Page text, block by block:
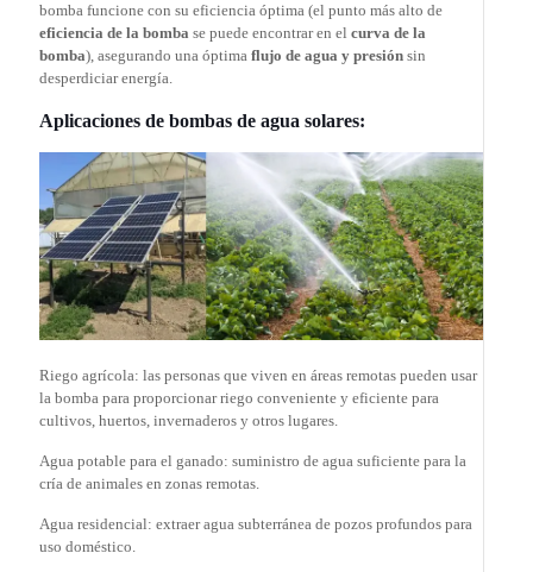
bomba funcione con su eficiencia óptima (el punto más alto de
eficiencia de la bomba se puede encontrar en el curva de la
bomba), asegurando una óptima flujo de agua y presión sin
desperdiciar energía.
Aplicaciones de bombas de agua solares:
Riego agrícola: las personas que viven en áreas remotas pueden usar
la bomba para proporcionar riego conveniente y eficiente para
cultivos, huertos, invernaderos y otros lugares.
Agua potable para el ganado: suministro de agua suficiente para la
cría de animales en zonas remotas.
Agua residencial: extraer agua subterránea de pozos profundos para
uso doméstico.